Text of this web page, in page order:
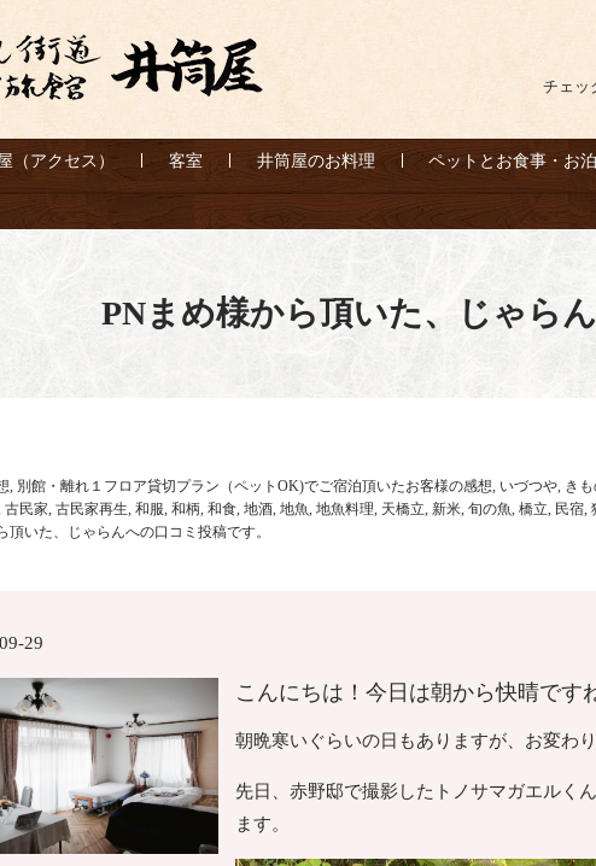
チェッ
（アクセス） 客室 井筒屋のお料理 ペットとお食事・お
PNまめ様から頂いた、じゃら
, 別館・離れ１フロア貸切プラン（ペットOK)でご宿泊頂いたお客様の感想, いづつや, き
古民家, 古民家再生, 和服, 和柄, 和食, 地酒, 地魚, 地魚料理, 天橋立, 新米, 旬の魚, 橋立, 民宿,
頂いた、じゃらんへの口コミ投稿です。
29
こんにちは！今日は朝から快晴です
朝晩寒いぐらいの日もありますが、お変わ
先日、赤野邸で撮影したトノサマガエルく
ます。